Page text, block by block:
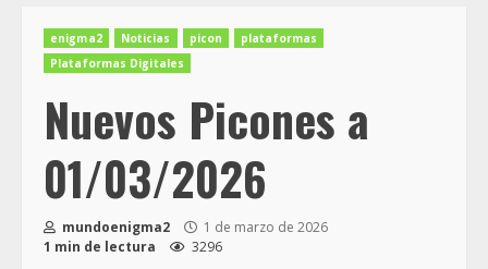
enigma2 Noticias picon
plataformas
Plataformas Digitales
Nuevos Picones a
01/03/2026
mundoenigma2
1 de marzo de 2026
1 min de lectura
3296